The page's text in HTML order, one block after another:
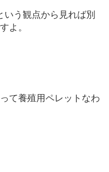
いう観点から見れば別
よ。
て養殖用ペレットなわ